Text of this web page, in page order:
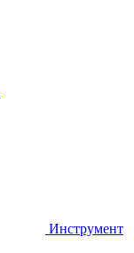
Инструмент